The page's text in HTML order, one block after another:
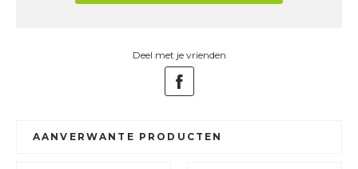
Deel met je vrienden
AANVERWANTE PRODUCTEN